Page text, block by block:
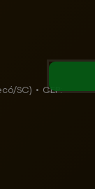
SC) • CEP: